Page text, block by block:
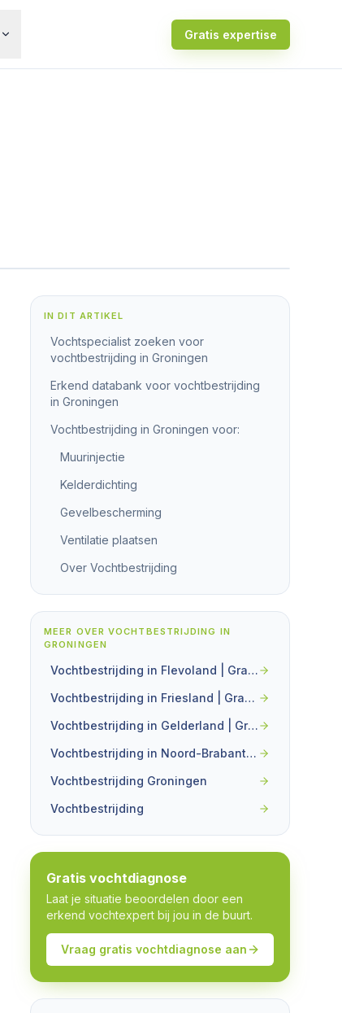
Gratis expertise
IN DIT ARTIKEL
Vochtspecialist zoeken voor
vochtbestrijding in Groningen
Erkend databank voor vochtbestrijding
in Groningen
Vochtbestrijding in Groningen voor:
Muurinjectie
Kelderdichting
Gevelbescherming
Ventilatie plaatsen
Over Vochtbestrijding
MEER OVER VOCHTBESTRIJDING IN
GRONINGEN
Vochtbestrijding in Flevoland | Gratis vochtanalyse
Vochtbestrijding in Friesland | Gratis vochtanalyse
Vochtbestrijding in Gelderland | Gratis vochtanalyse
Vochtbestrijding in Noord-Brabant | Gratis vochtanalyse
Vochtbestrijding Groningen
Vochtbestrijding
Gratis vochtdiagnose
Laat je situatie beoordelen door een
erkend vochtexpert bij jou in de buurt.
Vraag gratis vochtdiagnose aan